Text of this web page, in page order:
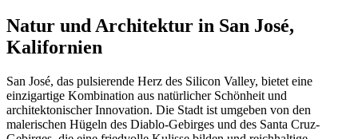
Natur und Architektur in San José,
Kalifornien
San José, das pulsierende Herz des Silicon Valley, bietet eine
einzigartige Kombination aus natürlicher Schönheit und
architektonischer Innovation. Die Stadt ist umgeben von den
malerischen Hügeln des Diablo-Gebirges und des Santa Cruz-